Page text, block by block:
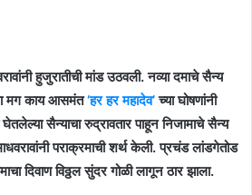
हुजुरातीची मांड उठवली. नव्या दमाचे सैन्य
मग काय आसमंत‘हर हर महादेव’च्या घोषणांनी
सैन्याचा रुद्रावतार पाहून निजामाचे सैन्य
पराक्रमाची शर्थ केली. प्रचंड लांडगेतोड
दिवाण विठ्ठल सुंदर गोळी लागून ठार झाला.